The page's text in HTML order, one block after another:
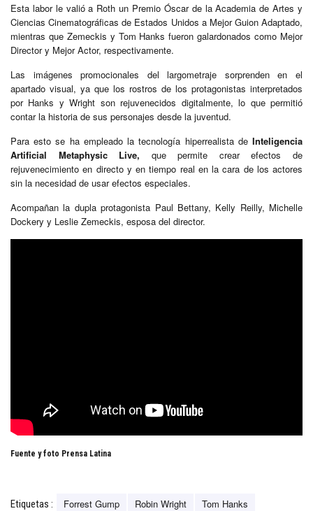
Esta labor le valió a Roth un Premio Óscar de la Academia de Artes y
Ciencias Cinematográficas de Estados Unidos a Mejor Guion Adaptado,
mientras que Zemeckis y Tom Hanks fueron galardonados como Mejor
Director y Mejor Actor, respectivamente.
Las imágenes promocionales del largometraje sorprenden en el
apartado visual, ya que los rostros de los protagonistas interpretados
por Hanks y Wright son rejuvenecidos digitalmente, lo que permitió
contar la historia de sus personajes desde la juventud.
Para esto se ha empleado la tecnología hiperrealista de Inteligencia
Artificial Metaphysic Live, que permite crear efectos de
rejuvenecimiento en directo y en tiempo real en la cara de los actores
sin la necesidad de usar efectos especiales.
Acompañan la dupla protagonista Paul Bettany, Kelly Reilly, Michelle
Dockery y Leslie Zemeckis, esposa del director.
Fuente y foto Prensa Latina
Etiquetas : Forrest Gump Robin Wright Tom Hanks